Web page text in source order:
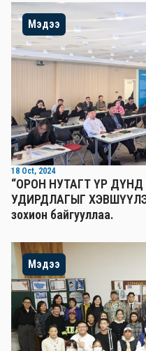
Мэдээ
18 Oct, 2024
“ОРОН НУТАГТ ҮР
УДИРДЛАГЫГ
зохион байгууллаа.
Мэдээ